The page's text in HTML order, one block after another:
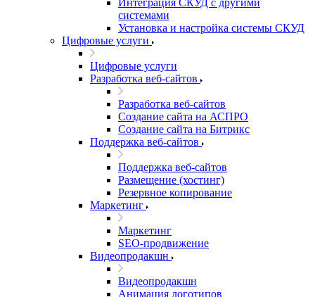
Интеграция СКУД с другими
системами
Установка и настройка системы СКУД
Цифровые услуги
Цифровые услуги
Разработка веб-сайтов
Разработка веб-сайтов
Создание сайта на АСПРО
Создание сайта на Битрикс
Поддержка веб-сайтов
Поддержка веб-сайтов
Размещение (хостинг)
Резервное копирование
Маркетинг
Маркетинг
SEO-продвижение
Видеопродакшн
Видеопродакшн
Анимация логотипов